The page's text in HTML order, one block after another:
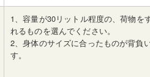
1、容量が30リットル程度の、荷物を
れるものを選んでください。
2、身体のサイズに合ったものが背負
す。